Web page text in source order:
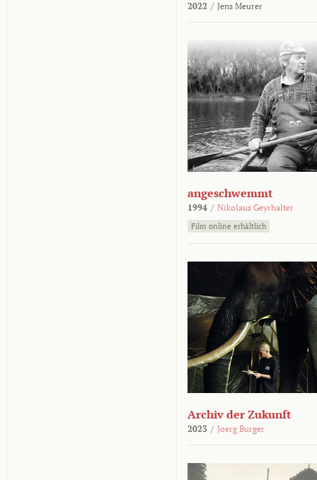
2022 / Jens Meurer
angeschwemmt
1994 / Nikolaus Geyrhalter
Film online erhältlich
Archiv der Zukunft
2023 / Joerg Burger